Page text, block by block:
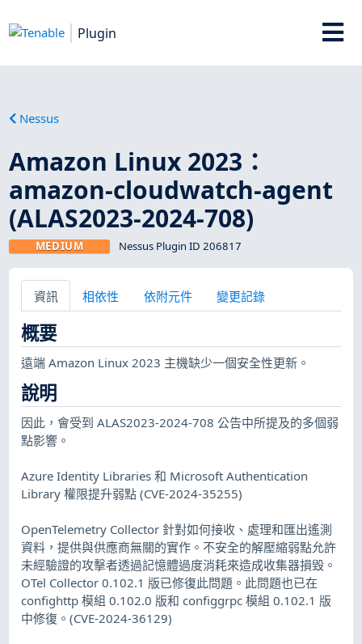
Plugin
Nessus
Amazon Linux 2023：
amazon-cloudwatch-agent
(ALAS2023-2024-708)
MEDIUM Nessus Plugin ID 206817
資訊 相依性 依附元件 變更記錄
概要
遠端 Amazon Linux 2023 主機缺少一個安全性更新。
說明
因此，會受到 ALAS2023-2024-708 公告中所提及的多個弱
點影響。
Azure Identity Libraries 和 Microsoft Authentication
Library 權限提升弱點 (CVE-2024-35255)
OpenTelemetry Collector 針對如何接收、處理和匯出遙測
資料，提供與供應商無關的實作。不安全的解壓縮弱點允許
未經驗證的攻擊者透過記憶體過度消耗來造成收集器損毀。
OTel Collector 0.102.1 版已修復此問題。此問題也已在
confighttp 模組 0.102.0 版和 configgrpc 模組 0.102.1 版
中修復。(CVE-2024-36129)